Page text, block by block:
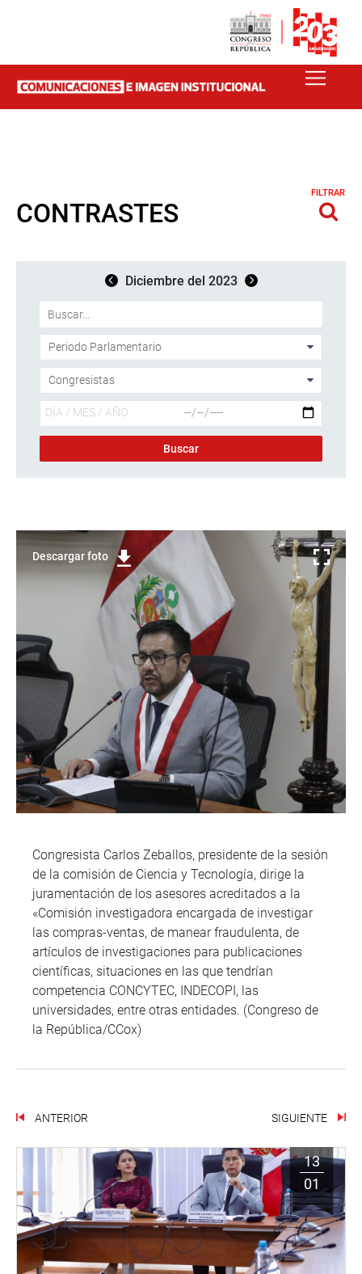
CONTRASTES
FILTRAR
Diciembre del 2023
Descargar foto
Congresista Carlos Zeballos, presidente de la sesión
de la comisión de Ciencia y Tecnología, dirige la
juramentación de los asesores acreditados a la
«Comisión investigadora encargada de investigar
las compras-ventas, de manear fraudulenta, de
artículos de investigaciones para publicaciones
científicas, situaciones en las que tendrían
competencia CONCYTEC, INDECOPI, las
universidades, entre otras entidades. (Congreso de
la República/CCox)
ANTERIOR SIGUIENTE
13
01